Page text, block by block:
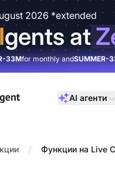
2026 *extended
gents at
33Mfor monthly andSUMMER-
AI агенти
/ Функции на Live